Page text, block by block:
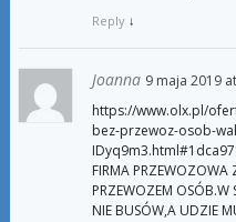
Reply ↓
Joanna 9 maja 2019
https://www.olx.pl/
bez-przewoz-osob-
FIRMA PRZEWOZOWA
PRZEWOZEM OSÓB.W
NIE BUSÓW,A UDZIE